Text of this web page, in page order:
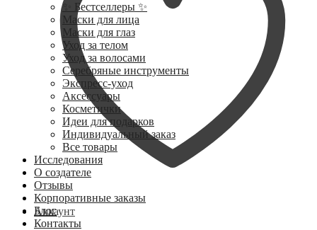
Аккаунт
✨ Бестселлеры ✨
Маски для лица
Маски для глаз
Уход за телом
Уход за волосами
Серебряные инструменты
Экспресс-уход
Аксессуары
Косметички
Идеи для подарков
Индивидуальный заказ
Все товары
Исследования
О создателе
Отзывы
Корпоративные заказы
Блог
Контакты